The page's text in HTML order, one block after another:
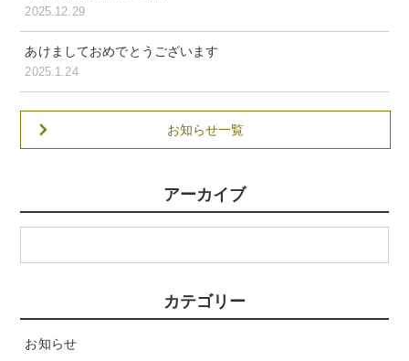
2025.12.29
あけましておめでとうございます
2025.1.24
お知らせ一覧
アーカイブ
カテゴリー
お知らせ